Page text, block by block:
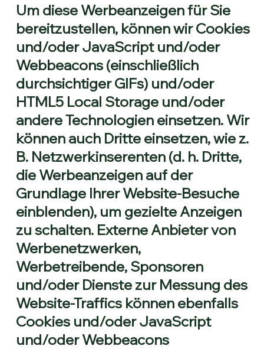
Um diese Werbeanzeigen für Sie
bereitzustellen, können wir Cookies
und/oder JavaScript und/oder
Webbeacons (einschließlich
durchsichtiger GIFs) und/oder
HTML5 Local Storage und/oder
andere Technologien einsetzen. Wir
können auch Dritte einsetzen, wie z.
B. Netzwerkinserenten (d. h. Dritte,
die Werbeanzeigen auf der
Grundlage Ihrer Website-Besuche
einblenden), um gezielte Anzeigen
zu schalten. Externe Anbieter von
Werbenetzwerken,
Werbetreibende, Sponsoren
und/oder Dienste zur Messung des
Website-Traffics können ebenfalls
Cookies und/oder JavaScript
und/oder Webbeacons